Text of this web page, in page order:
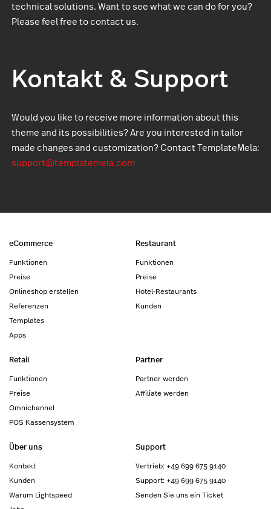
technical solutions. Want to see what we can do for you?
Please feel free to contact us.
Kontakt & Support
Would you like to receive more information about this
theme and its possibilities? Are you interested in tailor
made changes and customization? Contact TemplateMela:
support@templatemela.com
eCommerce
Funktionen
Preise
Onlineshop erstellen
Referenzen
Templates
Apps
Restaurant
Funktionen
Preise
Hotel-Restaurants
Kunden
Retail
Funktionen
Preise
Omnichannel
POS Kassensystem
Partner
Partner werden
Affiliate werden
Über uns
Kontakt
Kunden
Warum Lightspeed
Support
Vertrieb: +49 699 675 9140
Support: +49 699 675 9140
Senden Sie uns ein Ticket